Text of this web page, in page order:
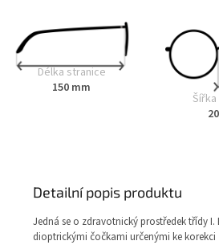
Délka stranice
150 mm
Detailní popis produktu
Jedná se o zdravotnický prostředek třídy
dioptrickými čočkami určenými ke korekci